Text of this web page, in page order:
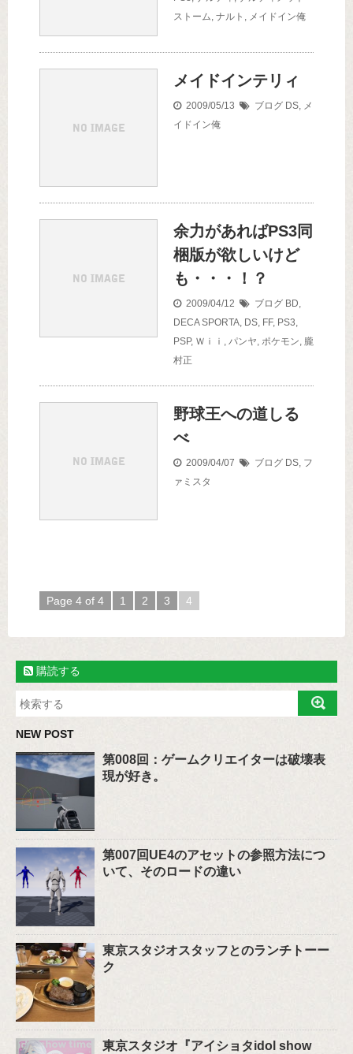
ストーム, ナルト , メイドイン俺
メイドインテリィ
2009/05/13 ブログ DS, メ
イドイン俺
余力があればPS3同
梱版が欲しいけど
も・・・！？
2009/04/12 ブログ BD,
DECA SPORTA, DS, FF, PS3,
PSP, Ｗｉｉ , パンヤ, ポケモン, 朧
村正
野球王への道しる
べ
2009/04/07 ブログ DS, フ
ァミスタ
Page 4 of 4 1 2 3 4
購読する
NEW POST
第008回：ゲームクリエイターは破壊表
現が好き。
第007回UE4のアセットの参照方法につ
いて、そのロードの違い
東京スタジオスタッフとのランチトーー
ク
東京スタジオ『アイショタidol show